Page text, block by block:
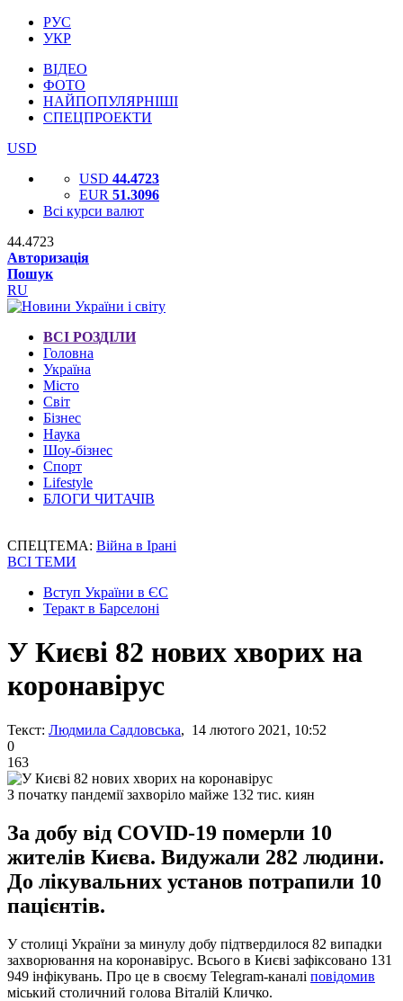
РУС
УКР
ВІДЕО
ФОТО
НАЙПОПУЛЯРНІШІ
СПЕЦПРОЕКТИ
USD
USD 44.4723
EUR 51.3096
Всі курси валют
44.4723
Авторизація
Пошук
RU
ВСІ РОЗДІЛИ
Головна
Україна
Місто
Світ
Бізнес
Наука
Шоу-бізнес
Спорт
Lifestyle
БЛОГИ ЧИТАЧІВ
СПЕЦТЕМА: Війна в Ірані
ВСІ ТЕМИ
Вступ України в ЄС
Теракт в Барселоні
У Києві 82 нових хворих на
коронавірус
Текст: Людмила Садловська, 14 лютого 2021, 10:52
0
163
З початку пандемії захворіло майже 132 тис. киян
За добу від COVID-19 померли 10
жителів Києва. Видужали 282 людини.
До лікувальних установ потрапили 10
пацієнтів.
У столиці України за минулу добу підтвердилося 82 випадки
захворювання на коронавірус. Всього в Києві зафіксовано 131
949 інфікувань. Про це в своєму Telegram-каналі повідомив
міський столичний голова Віталій Кличко.